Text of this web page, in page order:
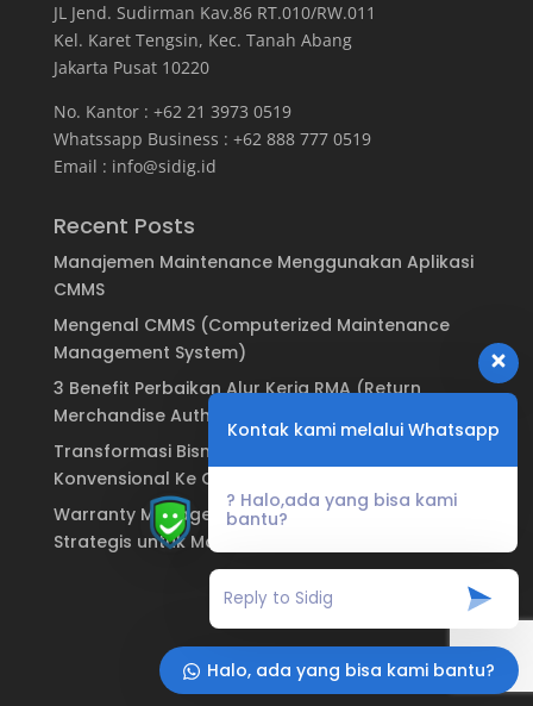
JL Jend. Sudirman Kav.86 RT.010/RW.011
Kel. Karet Tengsin, Kec. Tanah Abang
Jakarta Pusat 10220
No. Kantor : +62 21 3973 0519
Whatssapp Business : +62 888 777 0519
Email : info@sidig.id
Recent Posts
Manajemen Maintenance Menggunakan Aplikasi
CMMS
Mengenal CMMS (Computerized Maintenance
Management System)
3 Benefit Perbaikan Alur Kerja RMA (Return
Merchandise Authorization)
Transformasi Bisnis: Dari Sistem Garansi
Konvensional Ke Garansi Digital
Warranty Management System: Keuntungan
Strategis untuk Manufaktur & Brand
Kontak kami melalui Whatsapp
? Halo,ada yang bisa kami
bantu?
Halo, ada yang bisa kami bantu?